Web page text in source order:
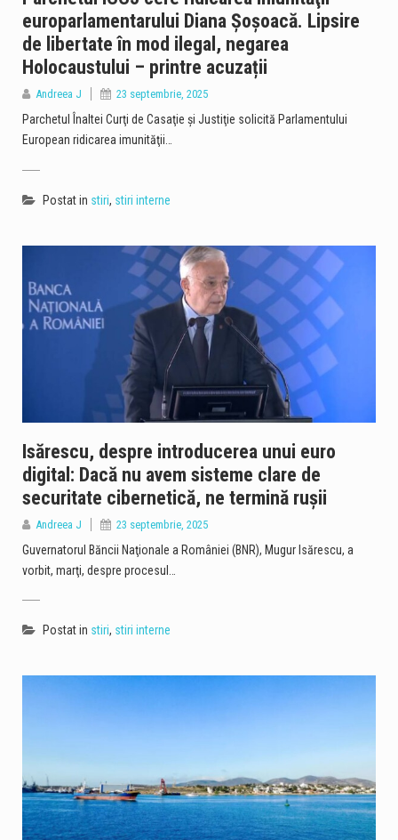
europarlamentarului Diana Şoşoacă. Lipsire
de libertate în mod ilegal, negarea
Holocaustului – printre acuzații
Andreea J 23 septembrie, 2025
Parchetul Înaltei Curţi de Casaţie şi Justiţie solicită Parlamentului
European ridicarea imunităţii…
Postat in stiri, stiri interne
Isărescu, despre introducerea unui euro
digital: Dacă nu avem sisteme clare de
securitate cibernetică, ne termină ruşii
Andreea J 23 septembrie, 2025
Guvernatorul Băncii Naţionale a României (BNR), Mugur Isărescu, a
vorbit, marţi, despre procesul…
Postat in stiri, stiri interne